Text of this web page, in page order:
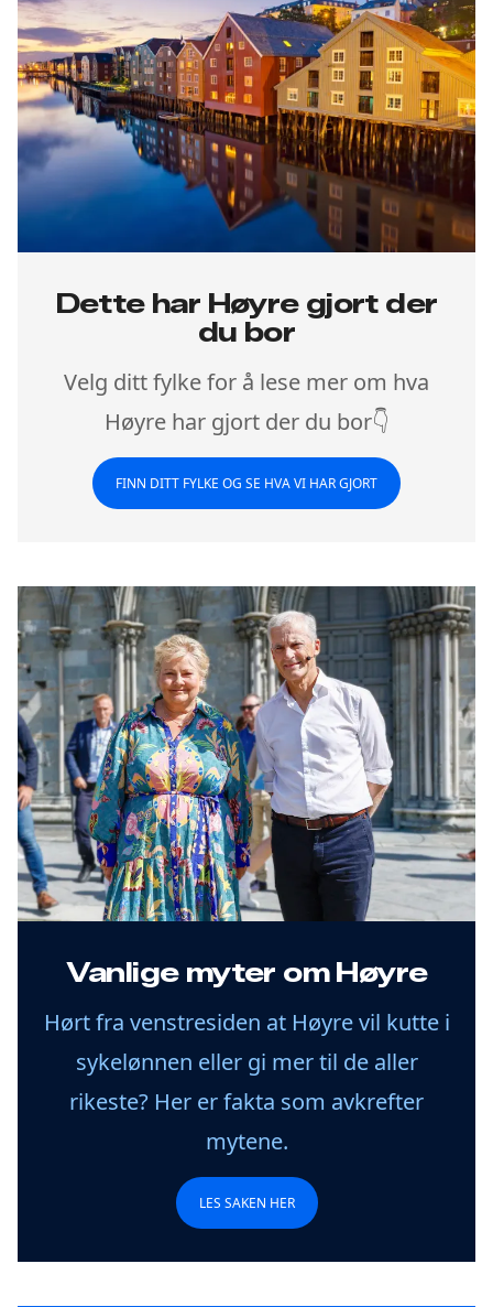
Dette har Høyre gjort der
du bor
Velg ditt fylke for å lese mer om hva
Høyre har gjort der du bor👇
FINN DITT FYLKE OG SE HVA VI HAR GJORT
Vanlige myter om Høyre
Hørt fra venstresiden at Høyre vil kutte i
sykelønnen eller gi mer til de aller
rikeste? Her er fakta som avkrefter
mytene.
LES SAKEN HER